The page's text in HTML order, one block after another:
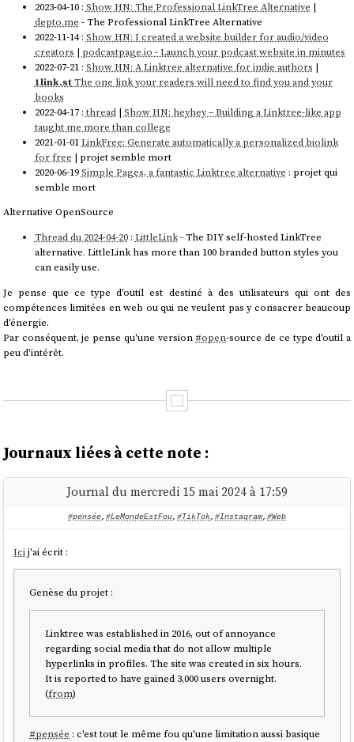
2023-04-10 : Show HN: The Professional LinkTree Alternative |
depto.me - The Professional LinkTree Alternative
2022-11-14 : Show HN: I created a website builder for audio/video
creators | podcastpage.io - Launch your podcast website in minutes
2022-07-21 : Show HN: A Linktree alternative for indie authors |
1link.stThe one link your readers will need to find you and your
books
2022-04-17 :thread| Show HN: heyhey – Building a Linktree-like app
taught me more than college
2021-01-01LinkFree: Generate automatically a personalized biolink
for free | projet semble mort
2020-06-19Simple Pages, a fantastic Linktree alternative : projet qui
semble mort
Alternative OpenSource
Thread du 2024-04-20: LittleLink- The DIY self-hosted LinkTree
alternative. LittleLink has more than 100 branded button styles you
can easily use.
Je pense que ce type d'outil est destiné à des utilisateurs qui ont des
compétences limitées en web ou qui ne veulent pas y consacrer beaucoup
d'énergie.
Par conséquent, je pense qu'une version #open-source de ce type d'outil a
peu d'intérêt.
Journaux liées à cette note :
Journal du mercredi 15 mai 2024 à 17:59
#pensée, #LeMondeEstFou, #TikTok, #Instagram, #Web
Icij'ai écrit :
Genèse du projet :
Linktree was established in 2016, out of annoyance
regarding social media that do not allow multiple
hyperlinks in profiles. The site was created in six hours.
It is reported to have gained 3,000 users overnight.
(from)
#pensée : c'est tout le même fou qu'une limitation aussi basique